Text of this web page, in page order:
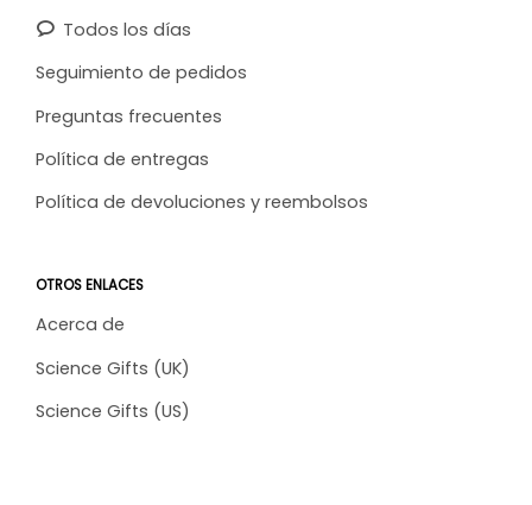
Todos los días
Seguimiento de pedidos
Preguntas frecuentes
Política de entregas
Política de devoluciones y reembolsos
OTROS ENLACES
Acerca de
Science Gifts (UK)
Science Gifts (US)